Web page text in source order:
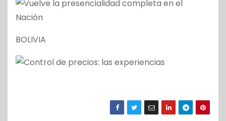
BOLIVIA